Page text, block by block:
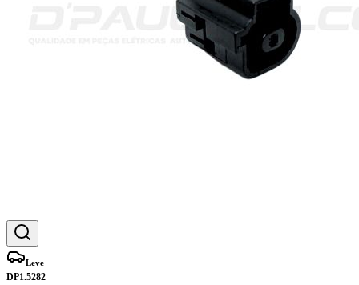
Leve
DP1.5282